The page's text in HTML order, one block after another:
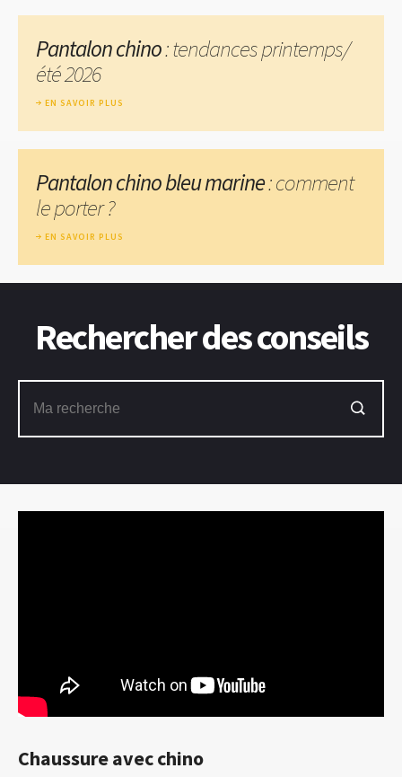
Chaussure avec chino
Pantalon chino: tendances printemps/
été 2026
EN SAVOIR PLUS
Pantalon chino bleu marine: comment
le porter ?
EN SAVOIR PLUS
Rechercher des conseils